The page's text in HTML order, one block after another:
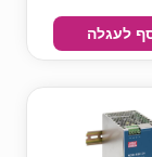
לעגלה